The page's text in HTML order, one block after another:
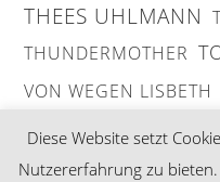
THEES UHLMANN
THUNDERMOTHER
VON WEGEN LISBETH
Diese Website setzt
Nutzererfahrung zu